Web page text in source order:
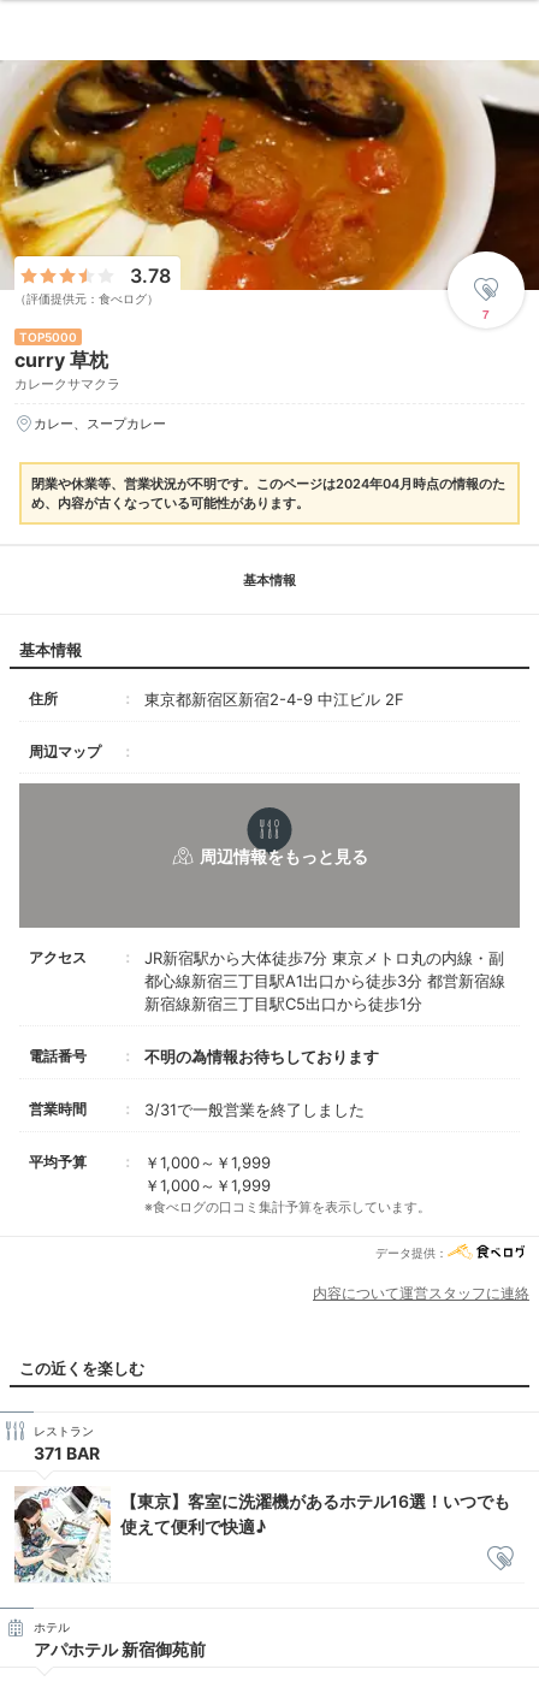
5000
curry 草枕
カレークサマクラ
3.78
（評価提供元：食べログ）
7
カレー、スープカレー
閉業や休業等、営業状況が不明です。このページは2024年04月時点の情報のた
め、内容が古くなっている可能性があります。
基本情報
基本情報
住所 東京都新宿区新宿2-4-9 中江ビル 2F
周辺マップ
アクセス
JR新宿駅から大体徒歩7分 東京メトロ丸の内線・副
都心線新宿三丁目駅A1出口から徒歩3分 都営新宿線
新宿線新宿三丁目駅C5出口から徒歩1分
電話番号 不明の為情報お待ちしております
営業時間 3/31で一般営業を終了しました
平均予算
￥1,000～￥1,999
￥1,000～￥1,999
※食べログの口コミ集計予算を表示しています。
データ提供：
内容について運営スタッフに連絡
この近くを楽しむ
レストラン
371 BAR
【東京】客室に洗濯機があるホテル16選！いつでも
使えて便利で快適♪
ホテル
アパホテル 新宿御苑前